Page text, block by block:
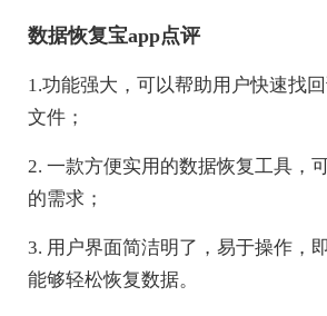
数据恢复宝app点评
1.功能强大，可以帮助用户快速找
文件；
2. 一款方便实用的数据恢复工具，
的需求；
3. 用户界面简洁明了，易于操作，
能够轻松恢复数据。